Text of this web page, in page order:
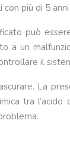
più di 5
può
un
il
La
tra